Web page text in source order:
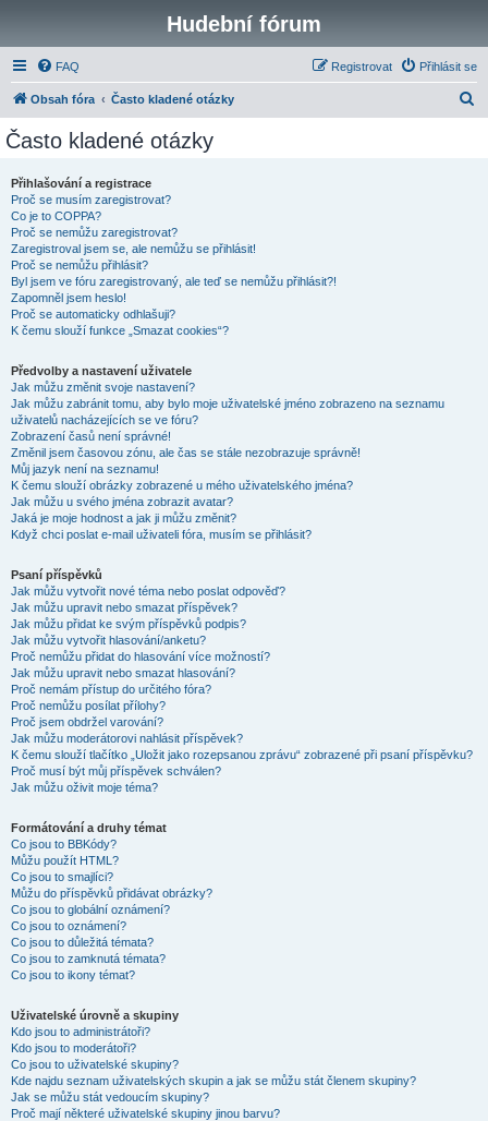
Hudební fórum
FAQ Přihlásit se
Registrovat
Obsah fóra Často kladené otázky
Často kladené otázky
Přihlašování a registrace
Proč se musím zaregistrovat?
Co je to COPPA?
Proč se nemůžu zaregistrovat?
Zaregistroval jsem se, ale nemůžu se přihlásit!
Proč se nemůžu přihlásit?
Byl jsem ve fóru zaregistrovaný, ale teď se nemůžu přihlásit?!
Zapomněl jsem heslo!
Proč se automaticky odhlašuji?
K čemu slouží funkce „Smazat cookies“?
Předvolby a nastavení uživatele
Jak můžu změnit svoje nastavení?
Jak můžu zabránit tomu, aby bylo moje uživatelské jméno zobrazeno na seznamu
uživatelů nacházejících se ve fóru?
Zobrazení časů není správné!
Změnil jsem časovou zónu, ale čas se stále nezobrazuje správně!
Můj jazyk není na seznamu!
K čemu slouží obrázky zobrazené u mého uživatelského jména?
Jak můžu u svého jména zobrazit avatar?
Jaká je moje hodnost a jak ji můžu změnit?
Když chci poslat e-mail uživateli fóra, musím se přihlásit?
Psaní příspěvků
Jak můžu vytvořit nové téma nebo poslat odpověď?
Jak můžu upravit nebo smazat příspěvek?
Jak můžu přidat ke svým příspěvků podpis?
Jak můžu vytvořit hlasování/anketu?
Proč nemůžu přidat do hlasování více možností?
Jak můžu upravit nebo smazat hlasování?
Proč nemám přístup do určitého fóra?
Proč nemůžu posílat přílohy?
Proč jsem obdržel varování?
Jak můžu moderátorovi nahlásit příspěvek?
K čemu slouží tlačítko „Uložit jako rozepsanou zprávu“ zobrazené při psaní příspěvku?
Proč musí být můj příspěvek schválen?
Jak můžu oživit moje téma?
Formátování a druhy témat
Co jsou to BBKódy?
Můžu použít HTML?
Co jsou to smajlíci?
Můžu do příspěvků přidávat obrázky?
Co jsou to globální oznámení?
Co jsou to oznámení?
Co jsou to důležitá témata?
Co jsou to zamknutá témata?
Co jsou to ikony témat?
Uživatelské úrovně a skupiny
Kdo jsou to administrátoři?
Kdo jsou to moderátoři?
Co jsou to uživatelské skupiny?
Kde najdu seznam uživatelských skupin a jak se můžu stát členem skupiny?
Jak se můžu stát vedoucím skupiny?
Proč mají některé uživatelské skupiny jinou barvu?